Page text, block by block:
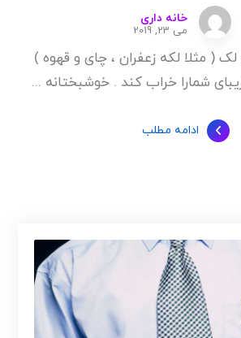
خانه داری
می 23, 2019
( مثلا لکه زعفران ، چای و قهوه )
شمارا خراب کند . خوشبختانه ...
ادامه مطلب